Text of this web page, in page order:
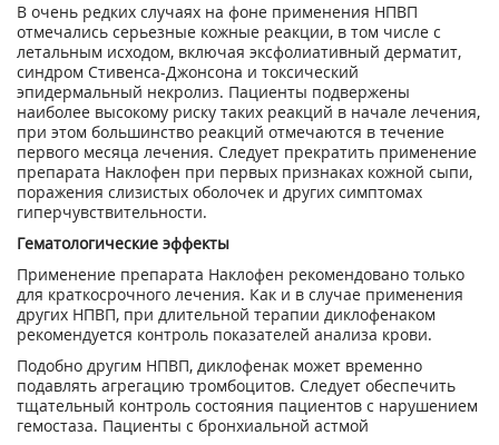
В очень редких случаях на фоне применения НПВП
отмечались серьезные кожные реакции, в том числе с
летальным исходом, включая эксфолиативный дерматит,
синдром Стивенса-Джонсона и токсический
эпидермальный некролиз. Пациенты подвержены
наиболее высокому риску таких реакций в начале лечения,
при этом большинство реакций отмечаются в течение
первого месяца лечения. Следует прекратить применение
препарата Наклофен при первых признаках кожной сыпи,
поражения слизистых оболочек и других симптомах
гиперчувствительности.
Гематологические эффекты
Применение препарата Наклофен рекомендовано только
для краткосрочного лечения. Как и в случае применения
других НПВП, при длительной терапии диклофенаком
рекомендуется контроль показателей анализа крови.
Подобно другим НПВП, диклофенак может временно
подавлять агрегацию тромбоцитов. Следует обеспечить
тщательный контроль состояния пациентов с нарушением
гемостаза. Пациенты с бронхиальной астмой